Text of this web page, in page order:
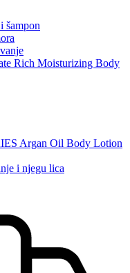
šampon
Rich Moisturizing Body
Argan Oil Body Lotion
i njegu lica